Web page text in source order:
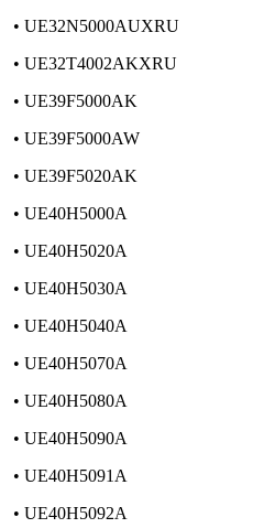
• UE32N5000AUXRU
• UE32T4002AKXRU
• UE39F5000AK
• UE39F5000AW
• UE39F5020AK
• UE40H5000A
• UE40H5020A
• UE40H5030A
• UE40H5040A
• UE40H5070A
• UE40H5080A
• UE40H5090A
• UE40H5091A
• UE40H5092A